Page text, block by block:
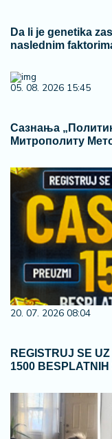
Da li je genetika
naslednim
05. 08. 2026 15:45
Сазнања
Митрополиту
20. 07. 2026 08:04
REGISTRUJ SE
1500 BESPLATNIH